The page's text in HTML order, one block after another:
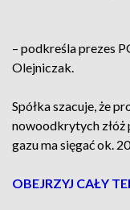
– podkreśla prezes
Olejniczak.
Spółka szacuje, że
nowoodkrytych złóż
gazu ma sięgać ok.
OBEJRZYJ CAŁY